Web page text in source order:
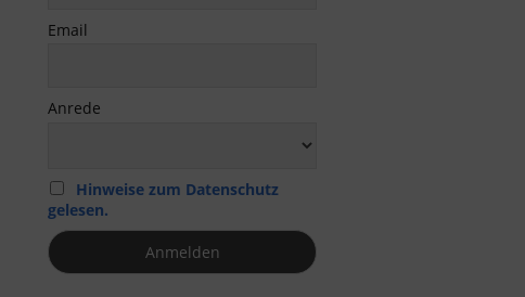
Email
Anrede
Hinweise zum Datenschutz
gelesen.